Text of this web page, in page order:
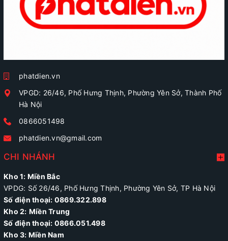
phatdien.vn
VPGD: 26/46, Phố Hưng Thịnh, Phường Yên Sở, Thành Phố
Hà Nội
0866051498
phatdien.vn@gmail.com
CHI NHÁNH
Kho 1: Miền Bắc
VPDG: Số 26/46, Phố Hưng Thịnh, Phường Yên Sở, TP Hà Nội
Số điện thoại: 0869.322.898
Kho 2: Miền Trung
Số điện thoại: 0866.051.498
Kho 3: Miền Nam